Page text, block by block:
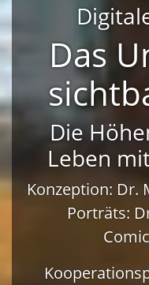
Das
Die
Leben
Konzeption: Dr.
Porträts: